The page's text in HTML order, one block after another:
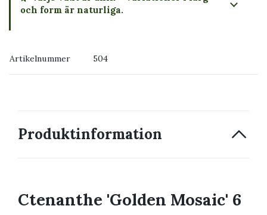
och form är naturliga.
Artikelnummer 504
Produktinformation
Ctenanthe 'Golden Mosaic' 6